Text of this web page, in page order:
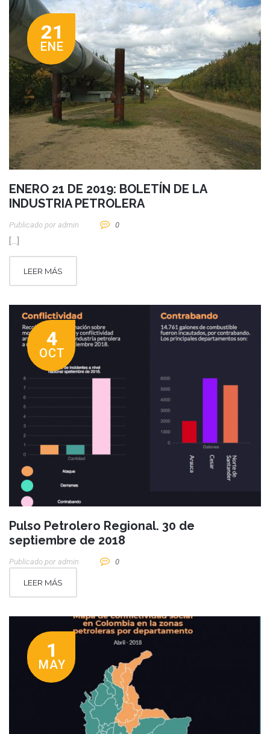
21
ENE
ENERO 21 DE 2019: BOLETÍN DE LA
INDUSTRIA PETROLERA
Publicado por Admin 0
[…]
LEER MÁS
4
OCT
Pulso Petrolero Regional. 30 de
septiembre de 2018
Publicado por Admin 0
LEER MÁS
1
MAY